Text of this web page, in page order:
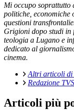
Mi occupo soprattutto
politiche,
questioni
Grigioni dopo studi
teologia a Lugano e
dedicato al
cinema.
Altri articoli di
Redazione TVS
Articoli più